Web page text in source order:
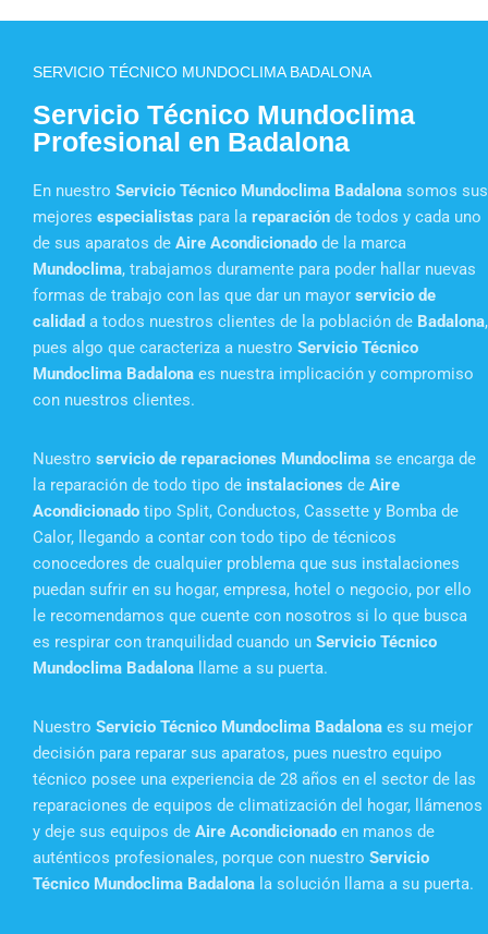
SERVICIO TÉCNICO MUNDOCLIMA BADALONA
Servicio Técnico Mundoclima
Profesional en Badalona
En nuestro Servicio Técnico Mundoclima Badalona somos sus
mejores especialistas para la reparación de todos y cada uno
de sus aparatos de Aire Acondicionado de la marca
Mundoclima, trabajamos duramente para poder hallar nuevas
formas de trabajo con las que dar un mayor servicio de
calidad a todos nuestros clientes de la población de Badalona,
pues algo que caracteriza a nuestro Servicio Técnico
Mundoclima Badalona es nuestra implicación y compromiso
con nuestros clientes.
Nuestro servicio de reparaciones Mundoclima se encarga de
la reparación de todo tipo de instalaciones de Aire
Acondicionado tipo Split, Conductos, Cassette y Bomba de
Calor, llegando a contar con todo tipo de técnicos
conocedores de cualquier problema que sus instalaciones
puedan sufrir en su hogar, empresa, hotel o negocio, por ello
le recomendamos que cuente con nosotros si lo que busca
es respirar con tranquilidad cuando un Servicio Técnico
Mundoclima Badalona llame a su puerta.
Nuestro Servicio Técnico Mundoclima Badalona es su mejor
decisión para reparar sus aparatos, pues nuestro equipo
técnico posee una experiencia de 28 años en el sector de las
reparaciones de equipos de climatización del hogar, llámenos
y deje sus equipos de Aire Acondicionado en manos de
auténticos profesionales, porque con nuestro Servicio
Técnico Mundoclima Badalona la solución llama a su puerta.